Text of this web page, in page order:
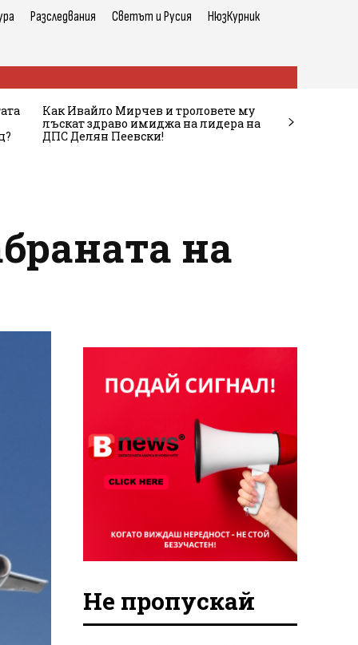
Разследвания Светът и Русия НюзКурник
Как Ивайло Мирчев и троловете му
лъскат здраво имиджа на лидера на
ДПС Делян Пеевски!
на
Не пропускай